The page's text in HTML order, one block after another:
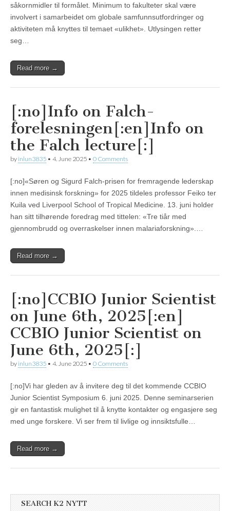
såkornmidler til formålet. Minimum to fakulteter skal være
involvert i samarbeidet om globale samfunnsutfordringer og
aktiviteten må knyttes til temaet «ulikhet». Utlysingen retter
seg…
Read more →
[:no]Info on Falch-
forelesningen[:en]Info on
the Falch lecture[:]
by inlun3835 • 4. June 2025 • 0 Comments
[:no]«Søren og Sigurd Falch-prisen for fremragende lederskap
innen medisinsk forskning» for 2025 tildeles professor Feiko ter
Kuila ved Liverpool School of Tropical Medicine. 13. juni holder
han sitt tilhørende foredrag med tittelen: «Tre tiår med
gjennombrudd og overraskelser innen malariaforskning».…
Read more →
[:no]CCBIO Junior Scientist
on June 6th, 2025[:en]
CCBIO Junior Scientist on
June 6th, 2025[:]
by inlun3835 • 4. June 2025 • 0 Comments
[:no]Vi har gleden av å invitere deg til det kommende CCBIO
Junior Scientist Symposium 6. juni 2025. Denne seminarserien
gir en fantastisk mulighet til å knytte kontakter og engasjere seg
med unge forskere. Vi ser frem til livlige og innsiktsfulle…
Read more →
SEARCH K2 NYTT